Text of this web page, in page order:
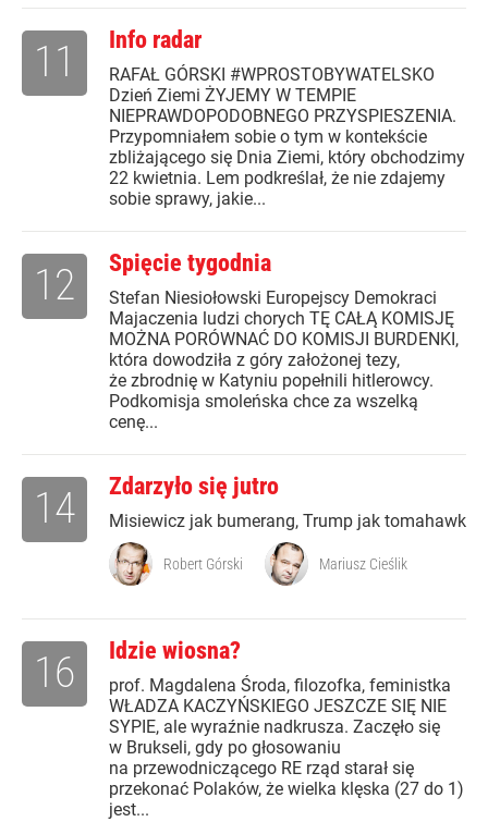
Info radar
RAFAŁ GÓRSKI #WPROSTOBYWATELSKO
Dzień Ziemi ŻYJEMY W TEMPIE
NIEPRAWDOPODOBNEGO PRZYSPIESZENIA.
Przypomniałem sobie o tym w kontekście
zbliżającego się Dnia Ziemi, który obchodzimy
22 kwietnia. Lem podkreślał, że nie zdajemy
sobie sprawy, jakie...
11
Spięcie tygodnia
Stefan Niesiołowski Europejscy Demokraci
Majaczenia ludzi chorych TĘ CAŁĄ KOMISJĘ
MOŻNA PORÓWNAĆ DO KOMISJI BURDENKI,
która dowodziła z góry założonej tezy,
że zbrodnię w Katyniu popełnili hitlerowcy.
Podkomisja smoleńska chce za wszelką
cenę...
12
Zdarzyło się jutro
Misiewicz jak bumerang, Trump jak tomahawk
14
Robert Górski Mariusz Cieślik
Idzie wiosna?
prof. Magdalena Środa, filozofka, feministka
WŁADZA KACZYŃSKIEGO JESZCZE SIĘ NIE
SYPIE, ale wyraźnie nadkrusza. Zaczęło się
w Brukseli, gdy po głosowaniu
na przewodniczącego RE rząd starał się
przekonać Polaków, że wielka klęska (27 do 1)
jest...
16